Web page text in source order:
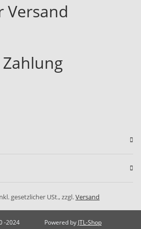
Versand
gesetzlicher USt., zzgl.Versand
-2024 Powered by JTL-Shop